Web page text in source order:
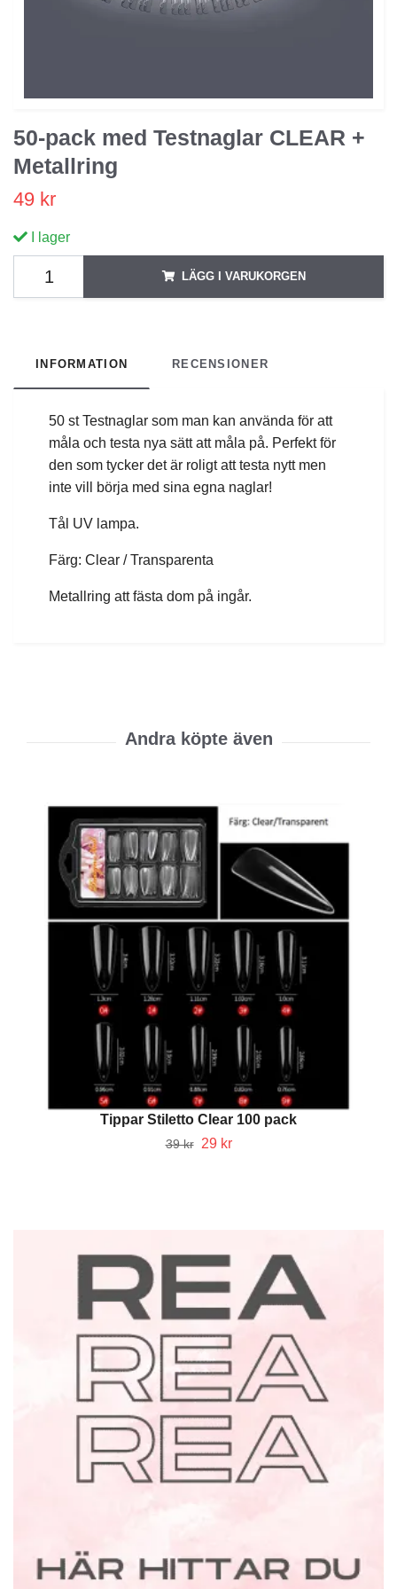
50-pack med Testnaglar CLEAR +
Metallring
49 kr
I lager
LÄGG I VARUKORGEN
INFORMATION RECENSIONER
50 st Testnaglar som man kan använda för att
måla och testa nya sätt att måla på. Perfekt för
den som tycker det är roligt att testa nytt men
inte vill börja med sina egna naglar!
Tål UV lampa.
Färg: Clear / Transparenta
Metallring att fästa dom på ingår.
Tippar Stiletto Clear 100 pack
39 kr 29 kr